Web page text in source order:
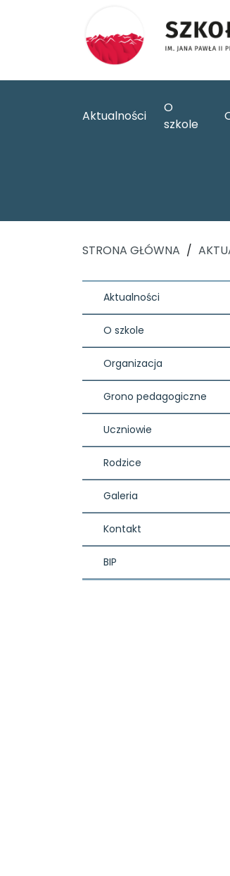
Aktualności
O
szkole
STRONA GŁÓWNA /
Aktualności
O szkole
Organizacja
Grono pedagogiczne
Uczniowie
Rodzice
Galeria
Kontakt
BIP